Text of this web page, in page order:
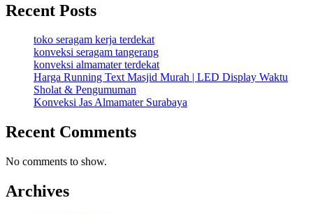
Recent Posts
toko seragam kerja terdekat
konveksi seragam tangerang
konveksi almamater terdekat
Harga Running Text Masjid Murah | LED Display Waktu
Sholat & Pengumuman
Konveksi Jas Almamater Surabaya
Recent Comments
No comments to show.
Archives